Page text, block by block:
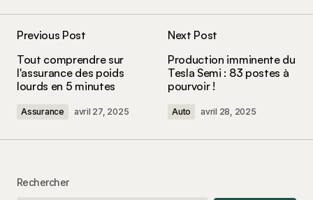
champs obligatoires sont indiqués avec*
Your Name
Previous Post
Tout comprendre sur
l'assurance des poids
lourds en 5 minutes
Assurance avril 27, 2025
Next Post
Production imminente du
Tesla Semi : 83 postes à
pourvoir !
Auto avril 28, 2025
Rechercher